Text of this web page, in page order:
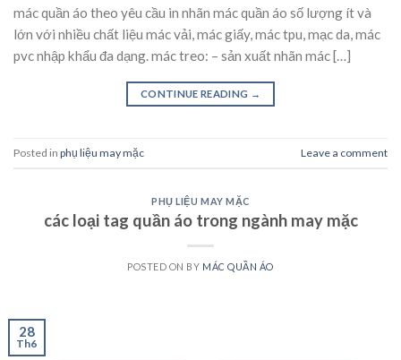
mác quần áo theo yêu cầu in nhãn mác quần áo số lượng ít và
lớn với nhiều chất liệu mác vải, mác giấy, mác tpu, mạc da, mác
pvc nhập khẩu đa dạng. mác treo: – sản xuất nhãn mác […]
CONTINUE READING →
Posted in phụ liệu may mặc Leave a comment
PHỤ LIỆU MAY MẶC
các loại tag quần áo trong ngành may mặc
POSTED ON BY MÁC QUẦN ÁO
28
Th6